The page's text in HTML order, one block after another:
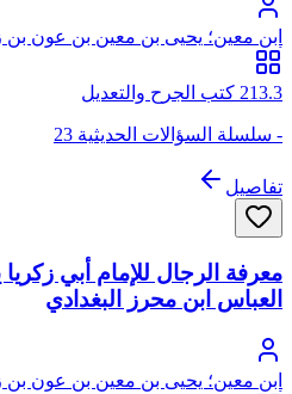
ابن معين؛ يحيى بن معين بن عون بن
أبو زكريا
213.3 كتب الجرح والتعديل
- سلسلة السؤالات الحديثية 23
تفاصيل
معرفة الرجال للإمام أبي
العباس ابن محرز البغدادي
ابن معين؛ يحيى بن معين بن عون بن